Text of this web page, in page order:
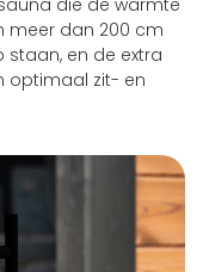
die de warmte
meer dan 200 cm
staan, en de extra
optimaal zit- en